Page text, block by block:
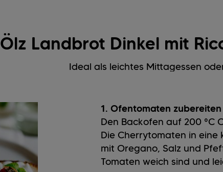
Ölz Landbrot Dinkel mit
Ideal als leichtes Mittagessen
1. Ofentomaten zubereiten
Den Backofen auf 200 °C
Die Cherrytomaten in eine
mit Oregano, Salz und
Tomaten weich sind und